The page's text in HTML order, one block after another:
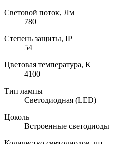
Световой поток, Лм
780
Степень защиты, IP
54
Цветовая температура, К
4100
Тип лампы
Светодиодная (LED)
Цоколь
Встроенные светодиоды